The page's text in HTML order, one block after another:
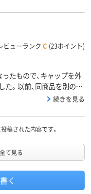
ビューランク C (23ポイント)
たもので、キャップを外
た。以前、同商品を別のシ
元にあったので、それを
ほうがいいけど強すぎる
の商品。同じサラヤさ
続きを見る
稿された内容です。
て見る
く